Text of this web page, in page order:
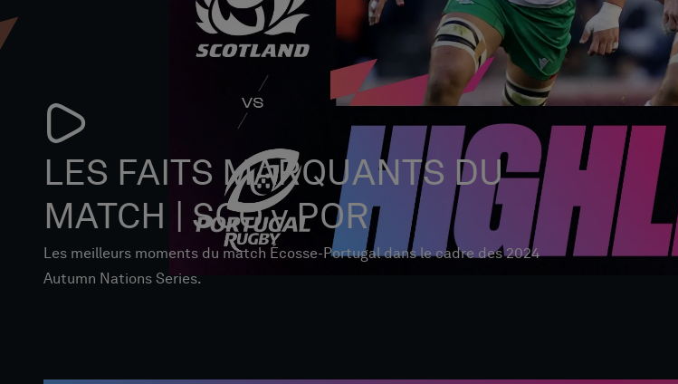
LES FAITS MARQUANTS DU
MATCH | SCO v POR
Les meilleurs moments du match Écosse-Portugal dans le cadre des 2024
Autumn Nations Series.